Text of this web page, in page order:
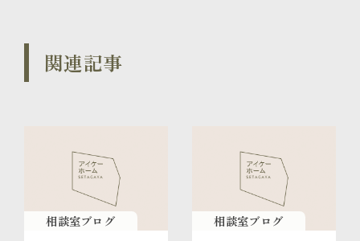
関連記事
相談室ブログ 相談室ブログ